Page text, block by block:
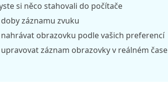
si něco stahovali do počítače
záznamu zvuku
obrazovku podle vašich preferencí
záznam obrazovky v reálném čase